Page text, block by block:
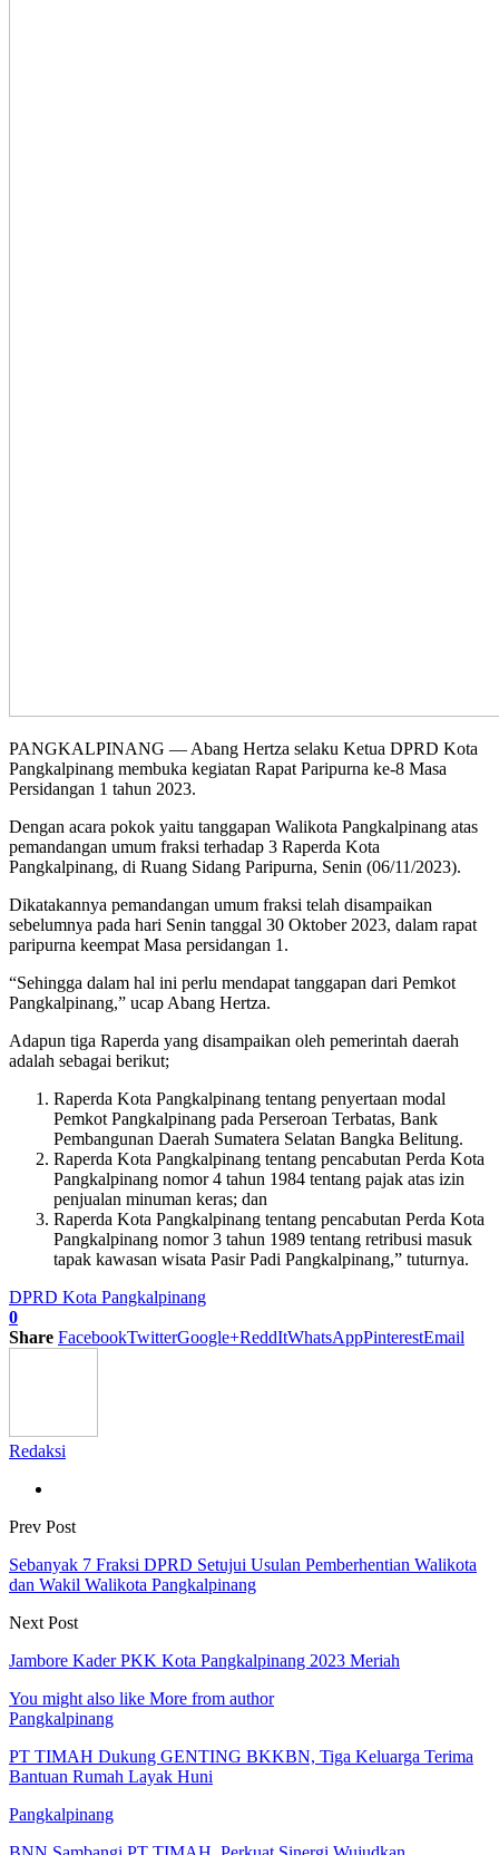
PANGKALPINANG — Abang Hertza selaku Ketua DPRD Kota
Pangkalpinang membuka kegiatan Rapat Paripurna ke-8 Masa
Persidangan 1 tahun 2023.
Dengan acara pokok yaitu tanggapan Walikota Pangkalpinang atas
pemandangan umum fraksi terhadap 3 Raperda Kota
Pangkalpinang, di Ruang Sidang Paripurna, Senin (06/11/2023).
Dikatakannya pemandangan umum fraksi telah disampaikan
sebelumnya pada hari Senin tanggal 30 Oktober 2023, dalam rapat
paripurna keempat Masa persidangan 1.
“Sehingga dalam hal ini perlu mendapat tanggapan dari Pemkot
Pangkalpinang,” ucap Abang Hertza.
Adapun tiga Raperda yang disampaikan oleh pemerintah daerah
adalah sebagai berikut;
Raperda Kota Pangkalpinang tentang penyertaan modal
Pemkot Pangkalpinang pada Perseroan Terbatas, Bank
Pembangunan Daerah Sumatera Selatan Bangka Belitung.
Raperda Kota Pangkalpinang tentang pencabutan Perda Kota
Pangkalpinang nomor 4 tahun 1984 tentang pajak atas izin
penjualan minuman keras; dan
Raperda Kota Pangkalpinang tentang pencabutan Perda Kota
Pangkalpinang nomor 3 tahun 1989 tentang retribusi masuk
tapak kawasan wisata Pasir Padi Pangkalpinang,” tuturnya.
DPRD Kota Pangkalpinang
0
Share FacebookTwitterGoogle+ReddItWhatsAppPinterestEmail
Redaksi
Prev Post
Sebanyak 7 Fraksi DPRD Setujui Usulan Pemberhentian Walikota
dan Wakil Walikota Pangkalpinang
Next Post
Jambore Kader PKK Kota Pangkalpinang 2023 Meriah
You might also like More from author
Pangkalpinang
PT TIMAH Dukung GENTING BKKBN, Tiga Keluarga Terima
Bantuan Rumah Layak Huni
Pangkalpinang